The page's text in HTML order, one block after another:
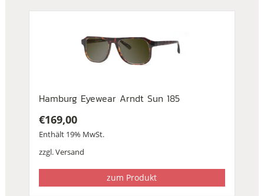
Hamburg Eyewear Arndt Sun 185
€169,00
Enthält 19% MwSt.
zzgl.Versand
zum Produkt